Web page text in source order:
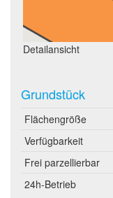
Detailansicht
Grundstück
Flächengröße
Verfügbarkeit
Frei parzellierbar
24h-Betrieb